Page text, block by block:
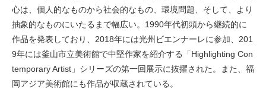
心は、個人的なものから社会的なもの、環境問題、そして、より
抽象的なものにいたるまで幅広い。1990年代初頭から継続的に
作品を発表しており、2018年には光州ビエンナーレに参加、201
9年には釜山市立美術館で中堅作家を紹介する「Highlighting Con
temporary Artist」シリーズの第一回展示に抜擢された。また、福
岡アジア美術館にも作品が収蔵されている。